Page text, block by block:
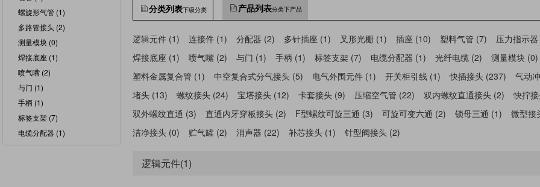
螺旋形气管 (1)
多路管接头 (2)
测量模块 (0)
焊接底座 (1)
喷气嘴 (2)
与门 (1)
手柄 (1)
标签支架 (7)
电缆分配器 (1)
光纤电缆 (2)
分类列表下级分类 产品列表分类下产品
逻辑元件 (1) 连接件 (1) 分配器 (2) 多针插座 (1) 叉形光栅 (1) 插座 (10) 塑料气管 (7)
压力指示
焊接底座 (1)
喷气嘴 (2) 与门 (1) 手柄 (1) 标签支架 (7) 电缆分配器 (1) 光纤电缆 (2)
测量模块 (0)
塑料金属复合管 (1)
中空复合式分气接头 (5) 电气外围元件 (1) 开关柜引线 (1) 快插接头 (237)
气动
堵头 (13)
螺纹接头 (24) 宝塔接头 (12) 卡套接头 (9) 压缩空气管 (22) 双内螺纹直通接头 (2)
快拧
双外螺纹直通 (3)
直通内牙穿板接头 (2) F型螺纹可旋三通 (3) 可旋可变六通 (2) 锁母三通 (1)
微型接
洁净接头 (0)
贮气罐 (2) 消声器 (22) 补芯接头 (1) 针型阀接头 (2)
逻辑元件(1)